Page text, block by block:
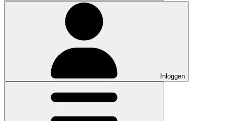
Inloggen